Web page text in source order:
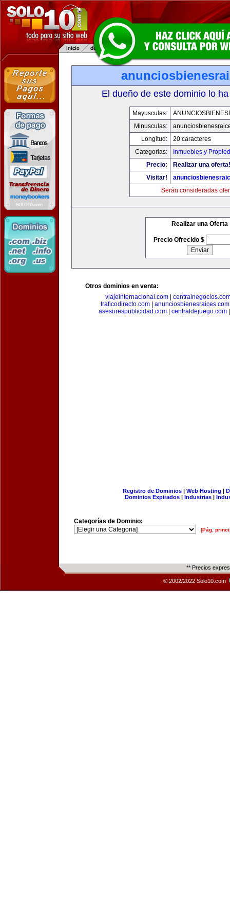
El dueño de este dominio lo
Mayusculas:
Minusculas:
Longitud:
20 caracteres
Categorias:
Inmuebles y
Precio:
Realizar una oferta!
Visitar!
Serán consideradas
Realizar una Oferta
Precio Ofrecido $
Otros dominios en venta:
viajeinternacional.com
traficodirecto.com
anunciosbienesraices.com
asesorespublicidad.com| centraldejuego.com
Registro de Dominios| Web Hosting |
Dominios Expirados | Industrias |
Categorías de Dominio:
[Pág.
** Precios
© 2002/2022 Solo10.com